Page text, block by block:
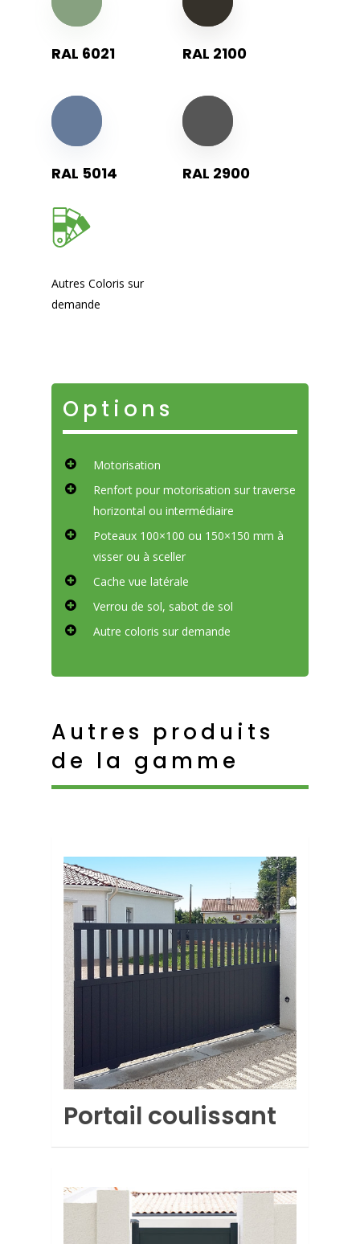
RAL 6021 RAL 2100
RAL 5014 RAL 2900
Autres Coloris sur
demande
Options
Motorisation
Renfort pour motorisation sur traverse
horizontal ou intermédiaire
Poteaux 100×100 ou 150×150 mm à
visser ou à sceller
Cache vue latérale
Verrou de sol, sabot de sol
Autre coloris sur demande
Autres produits
de la gamme
Portail coulissant